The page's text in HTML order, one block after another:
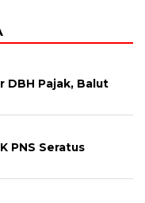
DBH Pajak, Balut
PNS Seratus